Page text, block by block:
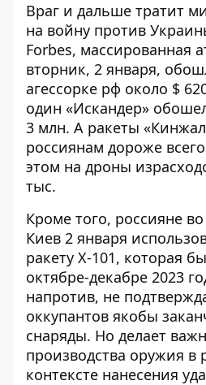
Враг и дальше тратит
на войну против
Forbes, массированная
вторник, 2 января,
агессорке рф около $
один «Искандер»
3 млн. А ракеты
россиянам дороже
этом на дроны
тыс.
Кроме того, россияне
Киев 2 января
ракету Х-101, которая
октябре-декабре 2023
напротив, не
оккупантов якобы
снаряды. Но делает
производства оружия в
контексте нанесения